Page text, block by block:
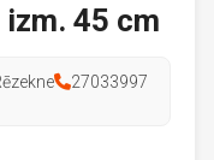
45 cm
27033997